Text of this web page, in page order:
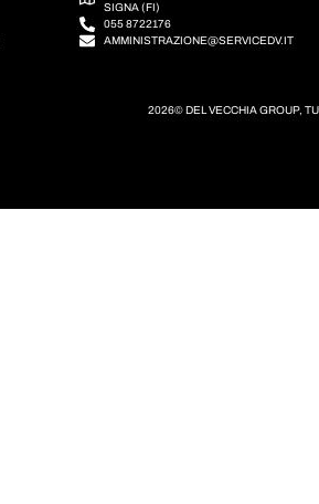
SIGNA (FI)
055 8722176
AMMINISTRAZIONE@SERVICEDV.IT
2026© DEL VECCHIA GROUP,